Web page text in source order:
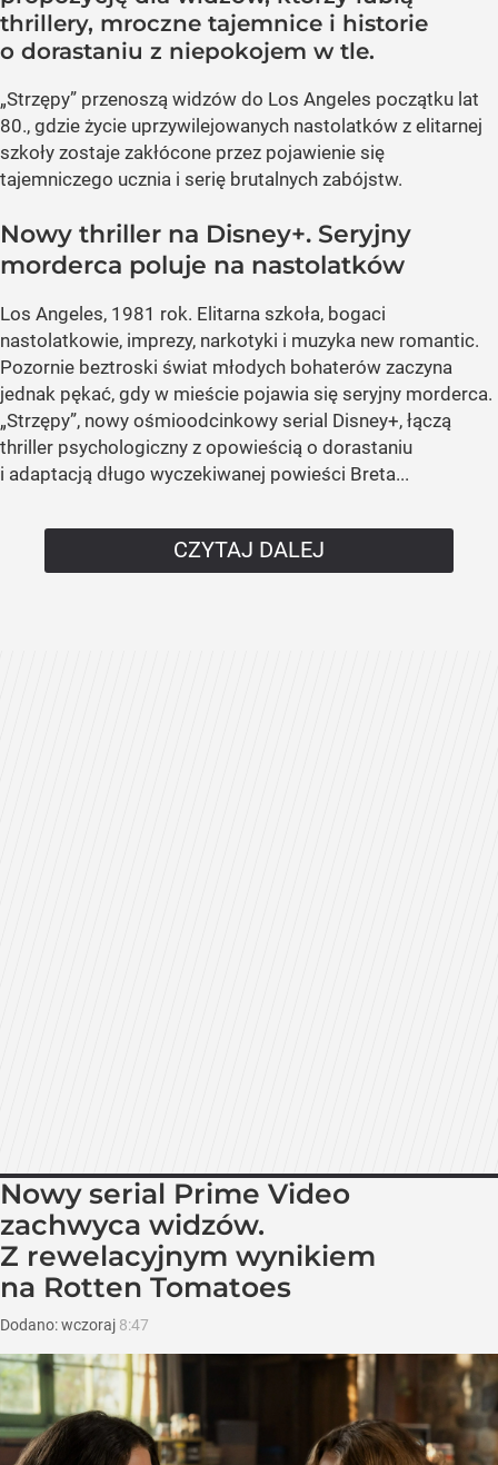
thrillery, mroczne tajemnice i historie
o dorastaniu z niepokojem w tle.
„Strzępy” przenoszą widzów do Los Angeles początku lat
80., gdzie życie uprzywilejowanych nastolatków z elitarnej
szkoły zostaje zakłócone przez pojawienie się
tajemniczego ucznia i serię brutalnych zabójstw.
Nowy thriller na Disney+. Seryjny
morderca poluje na nastolatków
Los Angeles, 1981 rok. Elitarna szkoła, bogaci
nastolatkowie, imprezy, narkotyki i muzyka new romantic.
Pozornie beztroski świat młodych bohaterów zaczyna
jednak pękać, gdy w mieście pojawia się seryjny morderca.
„Strzępy”, nowy ośmioodcinkowy serial Disney+, łączą
thriller psychologiczny z opowieścią o dorastaniu
i adaptacją długo wyczekiwanej powieści Breta...
CZYTAJ DALEJ
Nowy serial Prime Video
zachwyca widzów.
Z rewelacyjnym wynikiem
na Rotten Tomatoes
Dodano:wczoraj 8:47